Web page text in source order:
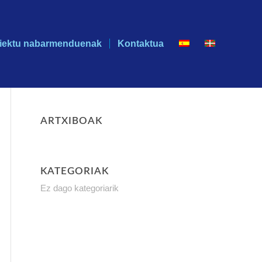
nabarmenduenak Kontaktua
ARTXIBOAK
KATEGORIAK
Ez dago kategoriarik